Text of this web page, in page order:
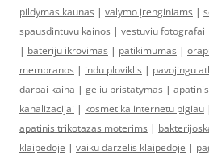
pildymas kaunas | valymo įrenginiams |
spausdintuvu kainos | vestuviu fotografai
| bateriju ikrovimas | patikimumas |
membranos | indu ploviklis | pavojingu
darbai kaina | geliu pristatymas |
kanalizacijai | kosmetika internetu pigiau
apatinis trikotazas moterims |
klaipedoje | vaiku darzelis klaipedoje |